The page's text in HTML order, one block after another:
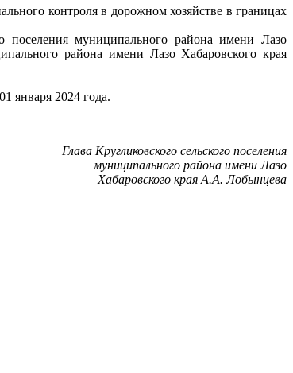
контроля в дорожном хозяйстве в границах
поселения муниципального района имени Лазо
района имени Лазо Хабаровского края
января 2024 года.
Глава Кругликовского сельского поселения
муниципального района имени Лазо
Хабаровского края А.А. Лобынцева